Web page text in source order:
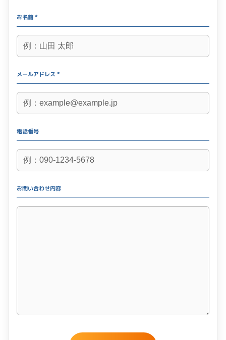
お名前 *
メールアドレス *
電話番号
お問い合わせ内容